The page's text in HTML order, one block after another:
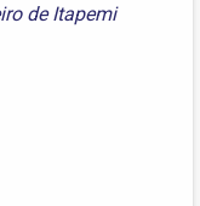
de Itapemi